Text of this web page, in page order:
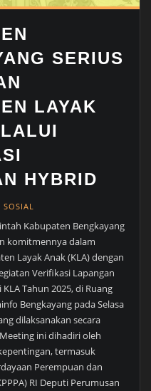
SERIUS
LAYAK
HYBRID
SOSIAL
Kabupaten Bengkayang
komitmennya dalam
Layak Anak (KLA) dengan
Verifikasi Lapangan
Tahun 2025, di Ruang
Bengkayang pada Selasa
dilaksanakan secara
ini dihadiri oleh
termasuk
Perempuan dan
RI Deputi Perumusan